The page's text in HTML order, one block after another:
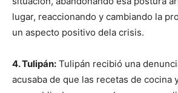
lugar, reaccionando y cambiando la
un aspecto positivo dela crisis.
4. Tulipán: Tulipán recibió una
acusaba de que las recetas de cocina